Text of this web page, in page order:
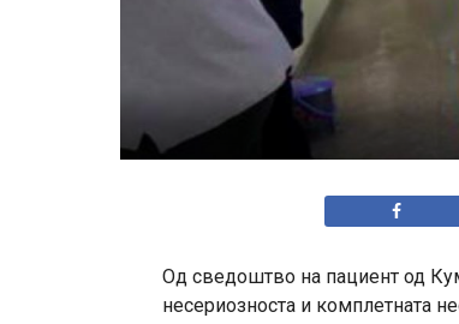
Од сведоштво на пациент од
несериозноста и комплетната